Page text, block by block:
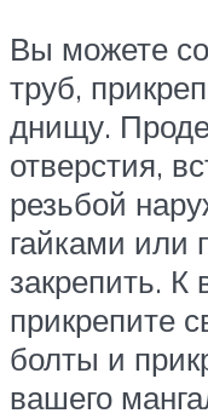
Вы можете
труб,
днищу.
отверстия,
резьбой
гайками или
закрепить. К
прикрепите
болты и
вашего